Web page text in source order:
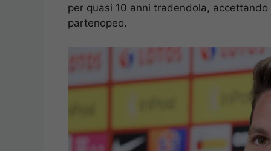
per quasi 10 anni tradendola,
partenopeo.